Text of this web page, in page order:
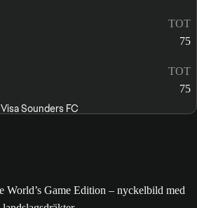
TOT
75
TOT
75
Visa Sounders FC